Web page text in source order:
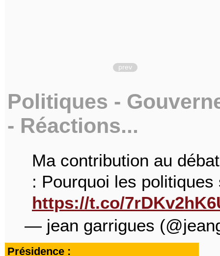
prev
Politiques -
- Réactions...
Ma contribution au
: Pourquoi les politiques
https://t.co/
— jean garrigues
Présidence :